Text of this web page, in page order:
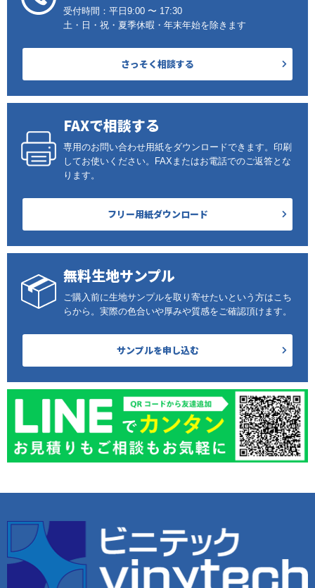
受付時間：平日9:00 〜 17:30
土・日・祝・夏季休暇・年末年始を除きます
さっそく相談する
FAXで相談する
専用のお問い合わせ用紙をダウンロードできます。印刷
してお使いください。FAXまたはお電話でのご返答とな
ります。
フリー用紙ダウンロード
無料生地サンプル
ご購入前に生地サンプルを取り寄せたいという方はこち
らから。実際の色合いや厚みや質感をご確認頂けます。
サンプルを申し込む